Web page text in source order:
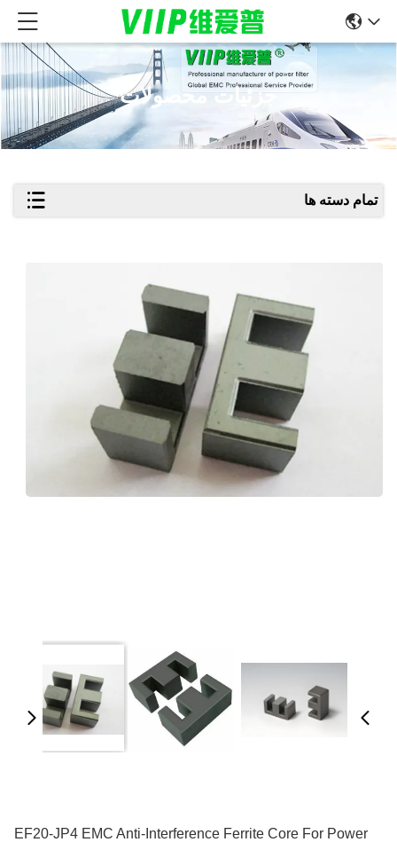
جزئیات محصولات
تمام دسته ها
EF20-JP4 EMC Anti-Interference Ferrite Core For Power